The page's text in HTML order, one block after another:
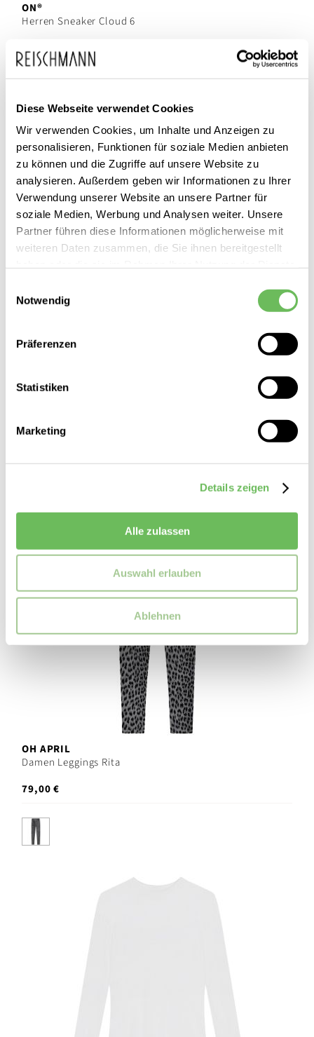
Diese Webseite verwendet Cookies
Wir verwenden Cookies, um Inhalte und Anzeigen zu
personalisieren, Funktionen für soziale Medien anbieten
zu können und die Zugriffe auf unsere Website zu
analysieren. Außerdem geben wir Informationen zu Ihrer
Verwendung unserer Website an unsere Partner für
soziale Medien, Werbung und Analysen weiter. Unsere
Partner führen diese Informationen möglicherweise mit
weiteren Daten zusammen, die Sie ihnen bereitgestellt
Notwendig
Präferenzen
Statistiken
Marketing
Details zeigen
Alle zulassen
Auswahl erlauben
Ablehnen
ON®
Herren Sneaker Cloud 6
160,00 €
SALE
Damen Hemdbluse Brenda
49,99 €
OH APRIL
Damen Leggings Rita
79,00 €